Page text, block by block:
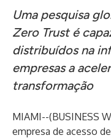
Uma pesquisa
Zero Trust é
distribuídos na
empresas a
transformação
MIAMI--(BUSINESS
empresa de acesso